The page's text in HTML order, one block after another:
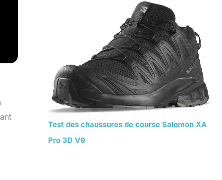
Test des chaussures de course Salomon XA
Pro 3D V9